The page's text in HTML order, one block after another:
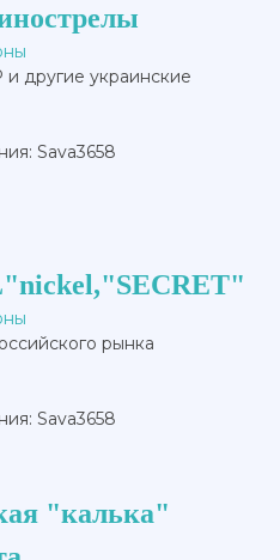
другие украинские
Sava3658
рынка
Sava3658
"калька"